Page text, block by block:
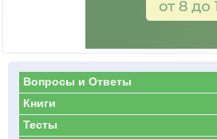
Вопросы и Ответы
Книги
Тесты